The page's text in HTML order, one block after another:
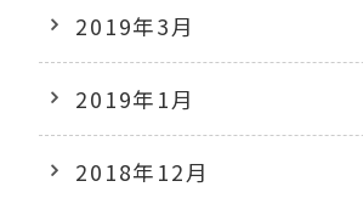
2019年3月
2019年1月
2018年12月